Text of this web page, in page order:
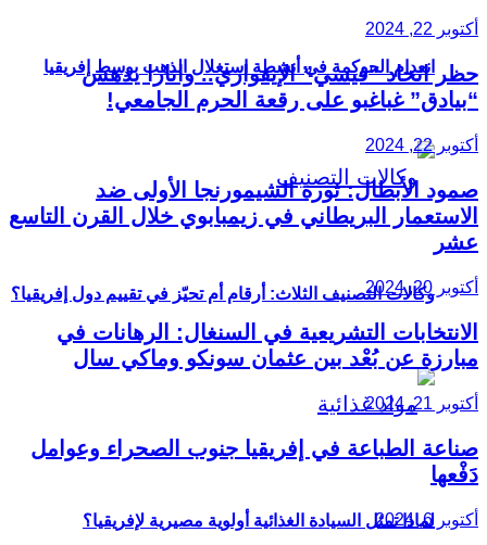
انعدام الحوكمة في أنشطة استغلال الذهب بوسط إفريقيا
وكالات التصنيف الثلاث: أرقام أم تحيّز في تقييم دول إفريقيا؟
لماذا تمثل السيادة الغذائية أولوية مصيرية لإفريقيا؟
أكتوبر 22, 2024
حظر اتحاد “فيسي” الإيفواري.. واتارا يدهس
“بيادق” غباغبو على رقعة الحرم الجامعي!
أكتوبر 22, 2024
صمود الأبطال: ثورة الشيمورنجا الأولى ضد
الاستعمار البريطاني في زيمبابوي خلال القرن التاسع
عشر
أكتوبر 20, 2024
الانتخابات التشريعية في السنغال: الرهانات في
مبارزة عن بُعْد بين عثمان سونكو وماكي سال
أكتوبر 21, 2024
صناعة الطباعة في إفريقيا جنوب الصحراء وعوامل
دَفْعها
أكتوبر 6, 2024